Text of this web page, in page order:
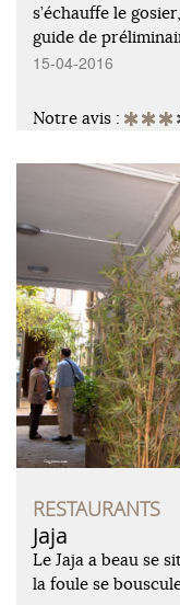
s’échauffe le
guide de
15-04-2016
Notre avis :
RESTAURANTS
Jaja
Le Jaja a beau se
la foule se